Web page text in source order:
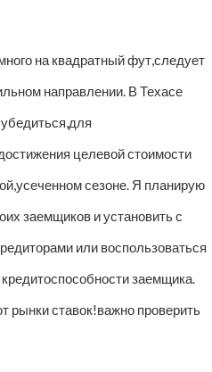
на квадратный фут,следует
направлении. В Техасе
целевой стоимости
сезоне. Я планирую
заемщиков и установить с
или воспользоваться
заемщика.
рынки ставок!важно проверить